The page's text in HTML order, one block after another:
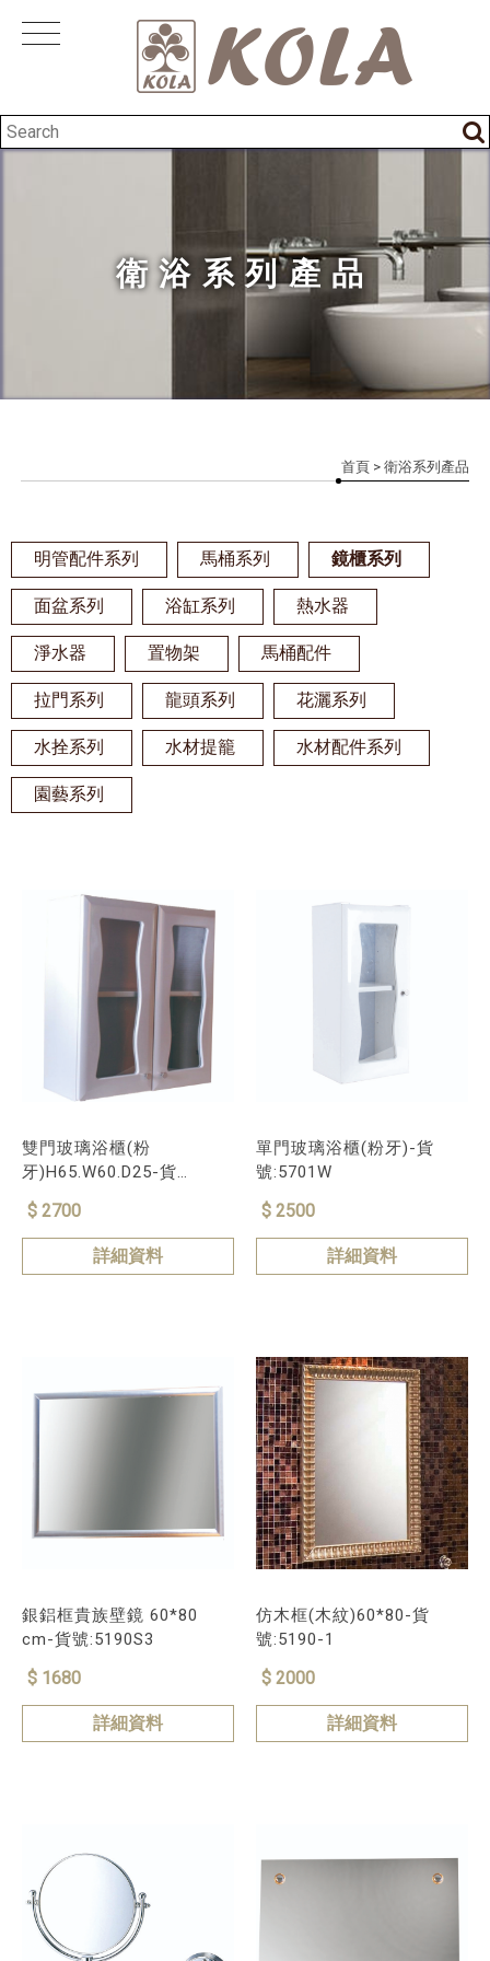
衛浴系列產品
首頁 > 衛浴系列產品
明管配件系列 馬桶系列 鏡櫃系列
面盆系列 浴缸系列 熱水器
淨水器 置物架 馬桶配件
拉門系列 龍頭系列 花灑系列
水拴系列 水材提籠 水材配件系列
園藝系列
雙門玻璃浴櫃(粉
牙)H65.W60.D25-貨
號:5702W
$ 2700
詳細資料
單門玻璃浴櫃(粉牙)-貨
號:5701W
$ 2500
詳細資料
銀鋁框貴族壁鏡 60*80
cm-貨號:5190S3
$ 1680
詳細資料
仿木框(木紋)60*80-貨
號:5190-1
$ 2000
詳細資料